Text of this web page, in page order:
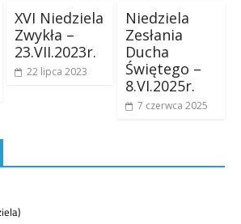
XVI Niedziela
Zwykła –
23.VII.2023r.
22 lipca 2023
Niedziela
Zesłania
Ducha
Świętego –
8.VI.2025r.
7 czerwca 2025